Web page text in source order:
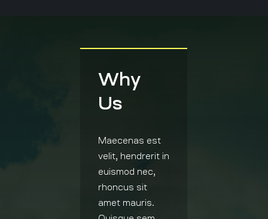
Why
Us
Maecenas est
velit, hendrerit in
euismod nec,
rhoncus sit
amet mauris.